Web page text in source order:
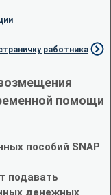
работника
помощи
пособий SNAP
подавать
денежных